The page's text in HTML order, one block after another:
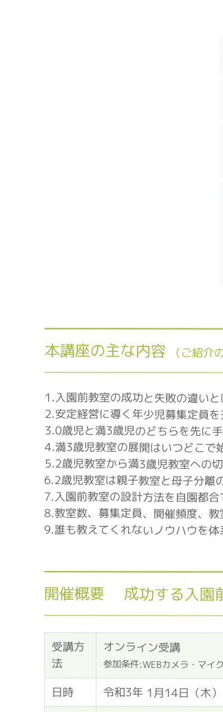
本講座の主な内容 （ご紹介
1.入園前教室の成功と失敗の違い
2.安定経営に導く年少児募集定員
3.0歳児と満3歳児のどちらを先に
4.満3歳児教室の展開はいつどこで
5.2歳児教室から満3歳児教室への
6.2歳児教室は親子教室と母子分離
7.入園前教室の設計方法を自園都合
8.教室数、募集定員、開催頻度、
9.誰も教えてくれないノウハウを
開催概要 成功する入園
受講方
法
オンライン受講
参加条件:WEBカメラ・マイ
日時 令和3年 1月14日（木